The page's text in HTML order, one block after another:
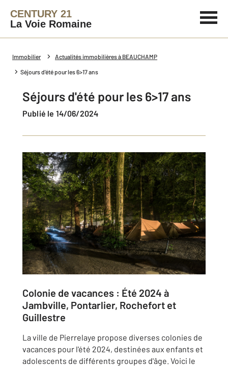
CENTURY 21
La Voie Romaine
Immobilier Actualités immobilières à BEAUCHAMP
Séjours d'été pour les 6>17 ans
Séjours d'été pour les 6>17 ans
Publié le 14/06/2024
Colonie de vacances : Été 2024 à
Jambville, Pontarlier, Rochefort et
Guillestre
La ville de Pierrelaye propose diverses colonies de
vacances pour l'été 2024, destinées aux enfants et
adolescents de différents groupes d'âge. Voici le